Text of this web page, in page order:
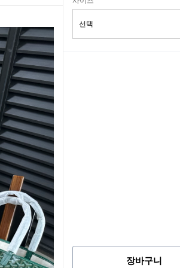
장바구니